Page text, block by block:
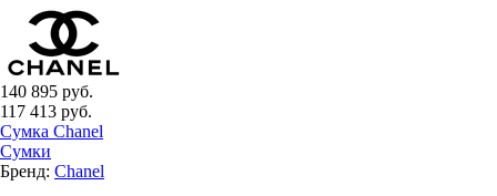
140 895 руб.
117 413 руб.
Сумка Chanel
Сумки
Бренд: Chanel